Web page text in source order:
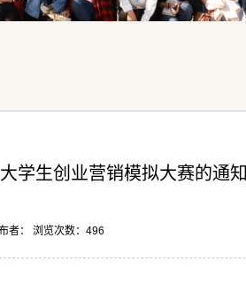
学生创业营销模拟大赛的通知
者： 浏览次数： 496